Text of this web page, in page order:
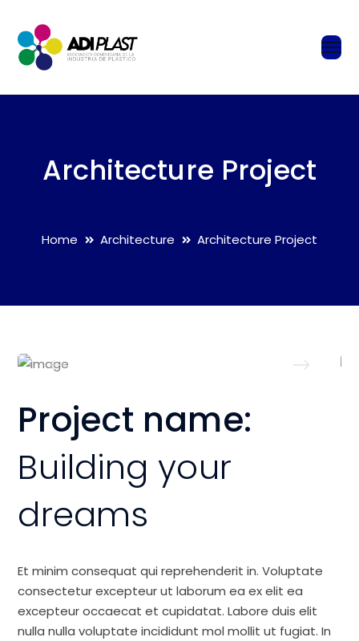
Architecture Project
Home Architecture Architecture Project
Project name:
Building your
dreams
Et minim consequat qui reprehenderit in. Voluptate
consectetur excepteur ut laborum ea ex elit ea
excepteur occaecat et cupidatat. Labore duis elit
nulla nulla voluptate incididunt mol mollit ut fugiat. In